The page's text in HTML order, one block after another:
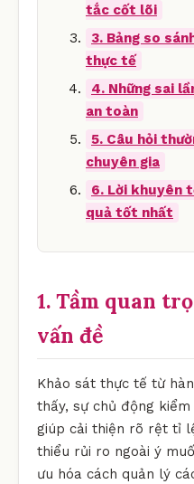
tắc cốt lõi
3. Bảng so
thực tế
4. Những sai
an toàn
5. Câu hỏi
chuyên gia
6. Lời khuyên
quả tốt nhất
1. Tầm quan
vấn đề
Khảo sát thực tế từ
thấy, sự chủ động
giúp cải thiện rõ rệt tỉ
thiểu rủi ro ngoài ý
ưu hóa cách quản lý